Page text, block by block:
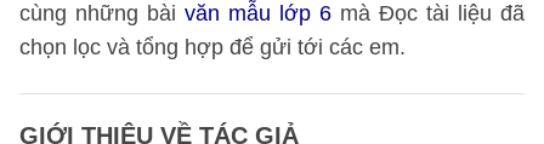
cùng những bài văn mẫu lớp 6 mà Đọc tài liệu đã
chọn lọc và tổng hợp để gửi tới các em.
GIỚI THIỆU VỀ TÁC GIẢ